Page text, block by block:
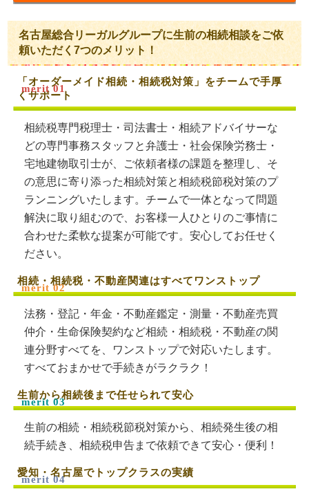
名古屋総合リーガルグループに生前の相続相談をご依
頼いただく7つのメリット！
「オーダーメイド相続・相続税対策」をチームで手厚
くサポート
相続税専門税理士・司法書士・相続アドバイサーな
どの専門事務スタッフと弁護士・社会保険労務士・
宅地建物取引士が、ご依頼者様の課題を整理し、そ
の意思に寄り添った相続対策と相続税節税対策のプ
ランニングいたします。チームで一体となって問題
解決に取り組むので、お客様一人ひとりのご事情に
合わせた柔軟な提案が可能です。安心してお任せく
ださい。
相続・相続税・不動産関連はすべてワンストップ
法務・登記・年金・不動産鑑定・測量・不動産売買
仲介・生命保険契約など相続・相続税・不動産の関
連分野すべてを、ワンストップで対応いたします。
すべておまかせで手続きがラクラク！
生前から相続後まで任せられて安心
生前の相続・相続税節税対策から、相続発生後の相
続手続き、相続税申告まで依頼できて安心・便利！
愛知・名古屋でトップクラスの実績